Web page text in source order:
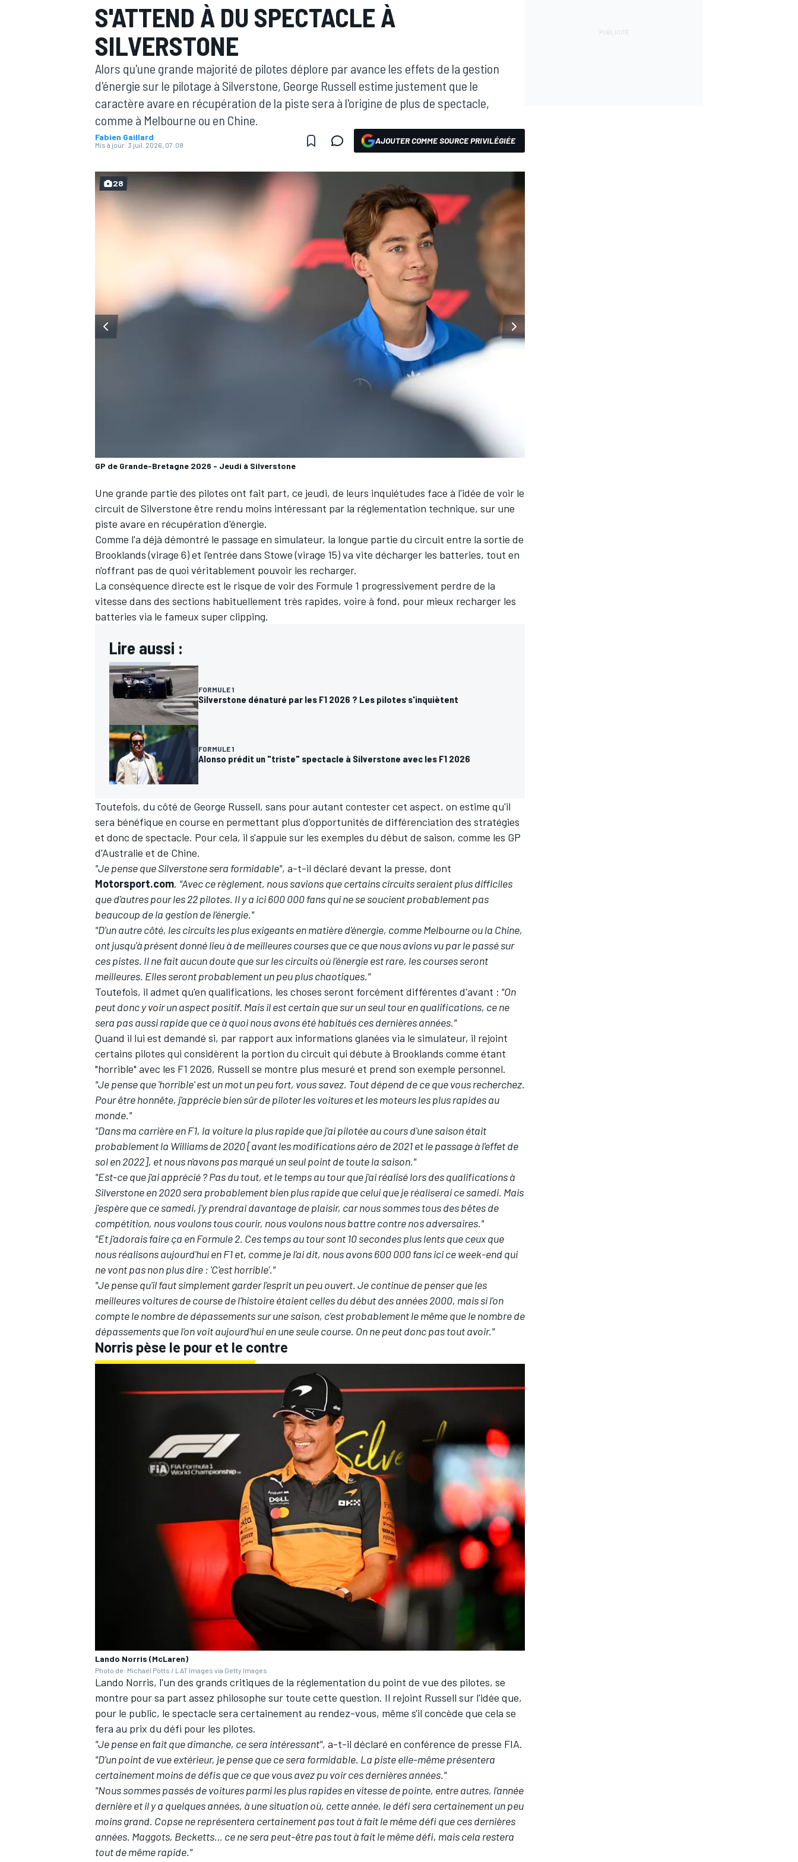
MOTOGP
AUTRES CHAMPIONNATS
S'ATTEND À DU SPECTACLE À
SILVERSTONE
Alors qu'une grande majorité de pilotes déplore par avance les effets de la gestion
d'énergie sur le pilotage à Silverstone, George Russell estime justement que le
caractère avare en récupération de la piste sera à l'origine de plus de spectacle,
comme à Melbourne ou en Chine.
Fabien Gaillard
Mis à jour: 3 juil. 2026, 07:08 AJOUTER COMME SOURCE PRIVILÉGIÉE
GP de Grande-Bretagne 2026 - Jeudi à Silverstone
28
Une grande partie des pilotes ont fait part, ce jeudi, de leurs inquiétudes face à l'idée de voir le
circuit de Silverstone être rendu moins intéressant par la réglementation technique, sur une
piste avare en récupération d'énergie.
Comme l'a déjà démontré le passage en simulateur, la longue partie du circuit entre la sortie de
Brooklands (virage 6) et l'entrée dans Stowe (virage 15) va vite décharger les batteries, tout en
n'offrant pas de quoi véritablement pouvoir les recharger.
La conséquence directe est le risque de voir des Formule 1 progressivement perdre de la
vitesse dans des sections habituellement très rapides, voire à fond, pour mieux recharger les
batteries via le fameux super clipping.
Lire aussi :
FORMULE 1
Silverstone dénaturé par les F1 2026 ? Les pilotes s'inquiètent
FORMULE 1
Alonso prédit un "triste" spectacle à Silverstone avec les F1 2026
Toutefois, du côté de George Russell, sans pour autant contester cet aspect, on estime qu'il
sera bénéfique en course en permettant plus d'opportunités de différenciation des stratégies
et donc de spectacle. Pour cela, il s'appuie sur les exemples du début de saison, comme les GP
d'Australie et de Chine.
"Je pense que Silverstone sera formidable", a-t-il déclaré devant la presse, dont
Motorsport.com. "Avec ce règlement, nous savions que certains circuits seraient plus difficiles
que d'autres pour les 22 pilotes. Il y a ici 600 000 fans qui ne se soucient probablement pas
beaucoup de la gestion de l'énergie."
"D'un autre côté, les circuits les plus exigeants en matière d'énergie, comme Melbourne ou la Chine,
ont jusqu'à présent donné lieu à de meilleures courses que ce que nous avions vu par le passé sur
ces pistes. Il ne fait aucun doute que sur les circuits où l'énergie est rare, les courses seront
meilleures. Elles seront probablement un peu plus chaotiques."
Toutefois, il admet qu'en qualifications, les choses seront forcément différentes d'avant : "On
peut donc y voir un aspect positif. Mais il est certain que sur un seul tour en qualifications, ce ne
sera pas aussi rapide que ce à quoi nous avons été habitués ces dernières années."
Quand il lui est demandé si, par rapport aux informations glanées via le simulateur, il rejoint
certains pilotes qui considèrent la portion du circuit qui débute à Brooklands comme étant
"horrible" avec les F1 2026, Russell se montre plus mesuré et prend son exemple personnel.
"Je pense que 'horrible' est un mot un peu fort, vous savez. Tout dépend de ce que vous recherchez.
Pour être honnête, j'apprécie bien sûr de piloter les voitures et les moteurs les plus rapides au
monde."
"Dans ma carrière en F1, la voiture la plus rapide que j'ai pilotée au cours d'une saison était
probablement la Williamsde 2020 [avant les modifications aéro de 2021 et le passage à l'effet de
sol en 2022], et nous n'avons pas marqué un seul point de toute la saison."
"Est-ce que j'ai apprécié? Pas du tout, et le temps au tour que j'ai réalisé lors des qualifications à
Silverstone en 2020 sera probablement bien plus rapide que celui que je réaliserai ce samedi. Mais
j'espère que ce samedi, j'y prendrai davantage de plaisir, car nous sommes tous des bêtes de
compétition, nous voulons tous courir, nous voulons nous battre contre nos adversaires."
"Et j'adorais faire ça en Formule 2. Ces temps au tour sont 10 secondes plus lents que ceux que
nous réalisons aujourd'hui en F1 et, comme je l'ai dit, nous avons 600 000 fans ici ce week-end qui
ne vont pas non plus dire : 'C'est horrible'."
"Je pense qu'il faut simplement garder l'esprit un peu ouvert. Je continue de penser que les
meilleures voitures de course de l'histoire étaient celles du début des années 2000, mais si l'on
compte le nombre de dépassements sur une saison, c'est probablement le même que le nombre de
dépassements que l'on voit aujourd'hui en une seule course. On ne peut donc pas tout avoir."
Norris pèse le pour et le contre
Lando Norris (McLaren)
Photo de: Michael Potts / LAT Images via Getty Images
Lando Norris, l'un des grands critiques de la réglementation du point de vue des pilotes, se
montre pour sa part assez philosophe sur toute cette question. Il rejoint Russell sur l'idée que,
pour le public, le spectacle sera certainement au rendez-vous, même s'il concède que cela se
fera au prix du défi pour les pilotes.
"Je pense en fait que dimanche, ce sera intéressant", a-t-il déclaré en conférence de presse FIA.
"D'un point de vue extérieur, je pense que ce sera formidable. La piste elle-même présentera
certainement moins de défis que ce que vous avez pu voir ces dernières années."
"Nous sommes passés de voitures parmi les plus rapides en vitesse de pointe, entre autres, l'année
dernière et il y a quelques années, à une situation où, cette année, le défi sera certainement un peu
moins grand. Copse ne représentera certainement pas tout à fait le même défi que ces dernières
années. Maggots, Becketts… ce ne sera peut-être pas tout à fait le même défi, mais cela restera
tout de même rapide."